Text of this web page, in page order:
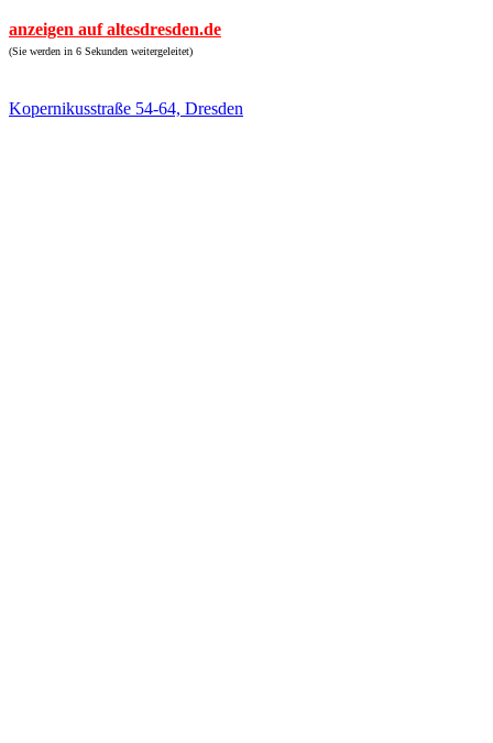
anzeigen auf altesdresden.de
(Sie werden in 6 Sekunden weitergeleitet)
Kopernikusstraße 54-64, Dresden